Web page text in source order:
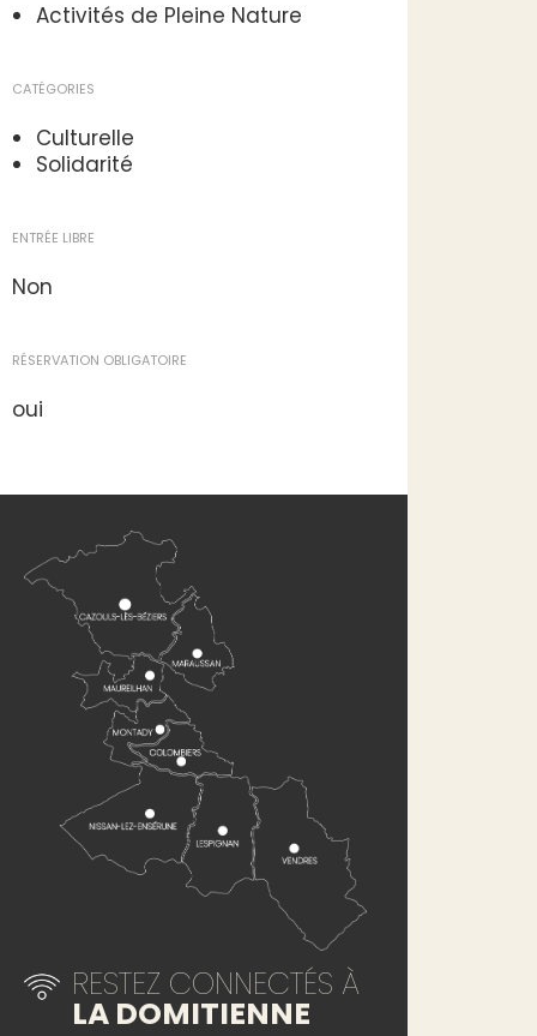
Activités de Pleine Nature
CATÉGORIES
Culturelle
Solidarité
ENTRÉE LIBRE
Non
RÉSERVATION OBLIGATOIRE
oui
RESTEZ CONNECTÉS À
LA DOMITIENNE